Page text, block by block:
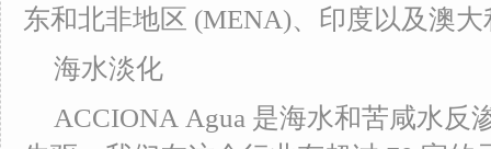
东和北非地区 (MENA)、印度以及澳
海水淡化
ACCIONA Agua 是海水和苦咸水反